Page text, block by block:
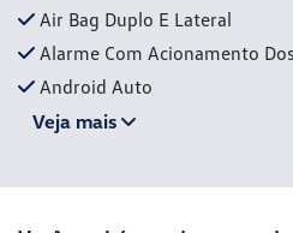
Air Bag Duplo E Lateral
Alarme Com Acionamento
Android Auto
Veja mais